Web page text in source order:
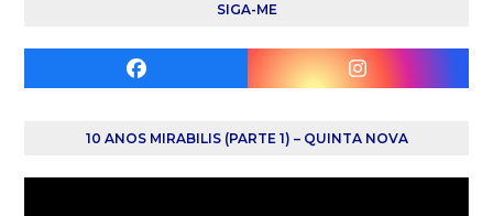
SIGA-ME
Facebook Instagram
10 ANOS MIRABILIS (PARTE 1) – QUINTA NOVA